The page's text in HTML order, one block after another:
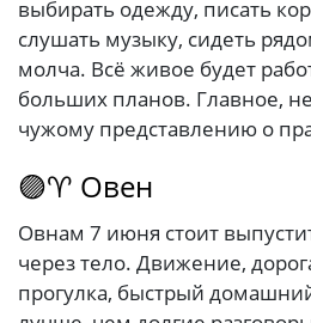
выбирать одежду, писать
слушать музыку, сидеть
молча. Всё живое будет
больших планов. Главное,
чужому представлению о
🟣♈ Овен
Овнам 7 июня стоит
через тело. Движение,
прогулка, быстрый